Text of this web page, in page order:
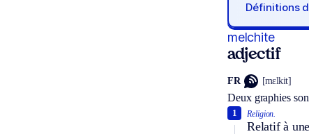
Définitions
melchite
adjectif
FR [mɛlkit]
Deux graphies
Religion.
Relatif à
1